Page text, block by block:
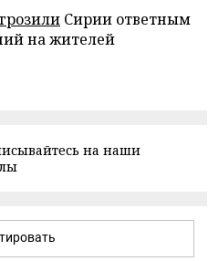
Сирии ответным
на жителей
на наши